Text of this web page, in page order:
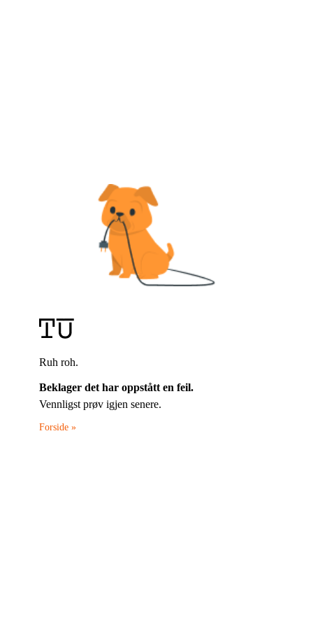
Ruh roh.
Beklager det har oppstått en feil.
Vennligst prøv igjen senere.
Forside »